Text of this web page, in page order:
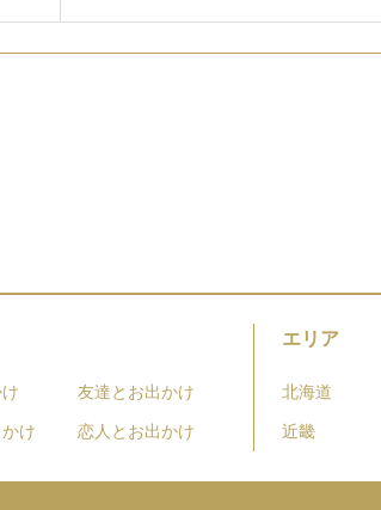
友達とお出かけ
け 恋人とお出かけ
エリア
北海道
近畿